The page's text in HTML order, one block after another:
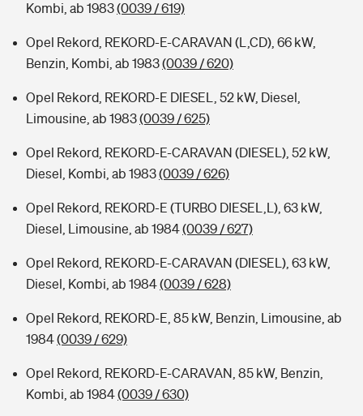
Kombi, ab 1983(0039 / 619)
Opel Rekord, REKORD-E-CARAVAN (L,CD), 66 kW,
Benzin, Kombi, ab 1983(0039 / 620)
Opel Rekord, REKORD-E DIESEL, 52 kW, Diesel,
Limousine, ab 1983(0039 / 625)
Opel Rekord, REKORD-E-CARAVAN (DIESEL), 52 kW,
Diesel, Kombi, ab 1983(0039 / 626)
Opel Rekord, REKORD-E (TURBO DIESEL,L), 63 kW,
Diesel, Limousine, ab 1984(0039 / 627)
Opel Rekord, REKORD-E-CARAVAN (DIESEL), 63 kW,
Diesel, Kombi, ab 1984(0039 / 628)
Opel Rekord, REKORD-E, 85 kW, Benzin, Limousine, ab
1984(0039 / 629)
Opel Rekord, REKORD-E-CARAVAN, 85 kW, Benzin,
Kombi, ab 1984(0039 / 630)